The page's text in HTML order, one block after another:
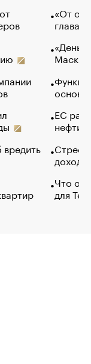
«От
глава
Маск в
основ
ЕС
нефти
Что
для